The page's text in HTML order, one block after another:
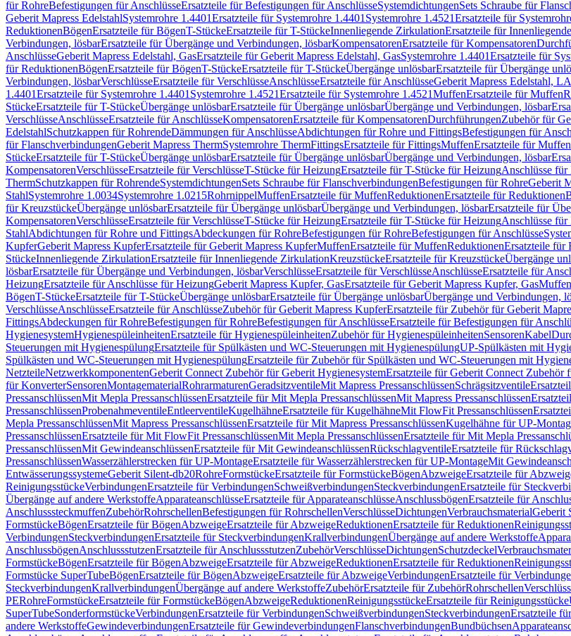
für RohreBefestigungen für AnschlüsseErsatzteile für Befestigungen für AnschlüsseSystemdichtungenSets Schraube für
Geberit Mapress EdelstahlSystemrohre 1.4401Ersatzteile für Systemrohre 1.4401 Systemrohre 1.4521Ersatzteile für
ReduktionenBögenErsatzteile für BögenT-StückeErsatzteile für T-StückeInnenliegende ZirkulationErsatzteile für
Verbindungen, lösbarErsatzteile für Übergänge und Verbindungen, lösbarKompensatorenErsatzteile für Kompensatoren
AnschlüsseGeberit Mapress Edelstahl, GasErsatzteile für Geberit Mapress Edelstahl, GasSystemrohre 1.4401Ersatzteile für
für ReduktionenBögenErsatzteile für BögenT-StückeErsatzteile für T-StückeÜbergänge unlösbarErsatzteile für Übergänge
Verbindungen, lösbarVerschlüsseErsatzteile für VerschlüsseAnschlüsseErsatzteile für AnschlüsseGeberit Mapress Edelstahl,
1.4401Ersatzteile für Systemrohre 1.4401 Systemrohre 1.4521Ersatzteile für Systemrohre 1.4521MuffenErsatzteile für Muffen
StückeErsatzteile für T-StückeÜbergänge unlösbarErsatzteile für Übergänge unlösbarÜbergänge und Verbindungen, lösbar
VerschlüsseAnschlüsseErsatzteile für AnschlüsseKompensatorenErsatzteile für KompensatorenDurchführungenZubehör für
EdelstahlSchutzkappen für RohrendeDämmungen für AnschlüsseAbdichtungen für Rohre und FittingsBefestigungen für
für FlanschverbindungenGeberit Mapress ThermSystemrohre ThermFittingsErsatzteile für FittingsMuffenErsatzteile für Muffen
StückeErsatzteile für T-StückeÜbergänge unlösbarErsatzteile für Übergänge unlösbarÜbergänge und Verbindungen, lösbar
KompensatorenVerschlüsseErsatzteile für VerschlüsseT-Stücke für HeizungErsatzteile für T-Stücke für HeizungAnschlüsse
ThermSchutzkappen für RohrendeSystemdichtungenSets Schraube für FlanschverbindungenBefestigungen für RohreGeberit
StahlSystemrohre 1.0034Systemrohre 1.0215RohrnippelMuffenErsatzteile für MuffenReduktionenErsatzteile für Reduktionen
für KreuzstückeÜbergänge unlösbarErsatzteile für Übergänge unlösbarÜbergänge und Verbindungen, lösbarErsatzteile für
KompensatorenVerschlüsseErsatzteile für VerschlüsseT-Stücke für HeizungErsatzteile für T-Stücke für HeizungAnschlüsse
StahlAbdichtungen für Rohre und FittingsAbdeckungen für RohreBefestigungen für RohreBefestigungen für Anschlüsse
KupferGeberit Mapress KupferErsatzteile für Geberit Mapress KupferMuffenErsatzteile für MuffenReduktionenErsatzteile für
StückeInnenliegende ZirkulationErsatzteile für Innenliegende ZirkulationKreuzstückeErsatzteile für KreuzstückeÜbergänge
lösbarErsatzteile für Übergänge und Verbindungen, lösbarVerschlüsseErsatzteile für VerschlüsseAnschlüsseErsatzteile für
HeizungErsatzteile für Anschlüsse für HeizungGeberit Mapress Kupfer, GasErsatzteile für Geberit Mapress Kupfer, GasMuffen
BögenT-StückeErsatzteile für T-StückeÜbergänge unlösbarErsatzteile für Übergänge unlösbarÜbergänge und Verbindungen,
VerschlüsseAnschlüsseErsatzteile für AnschlüsseZubehör für Geberit Mapress KupferErsatzteile für Zubehör für Geberit
FittingsAbdeckungen für RohreBefestigungen für RohreBefestigungen für AnschlüsseErsatzteile für Befestigungen für
HygienesystemHygienespüleinheitenErsatzteile für HygienespüleinheitenZubehör für HygienespüleinheitenSensorenKabel
Steuerungen mit HygienespülungErsatzteile für Spülkästen und WC-Steuerungen mit HygienespülungUP-Spülkästen mit
Spülkästen und WC-Steuerungen mit HygienespülungErsatzteile für Zubehör für Spülkästen und WC-Steuerungen mit
NetzteileNetzwerkkomponentenGeberit Connect Zubehör für Geberit HygienesystemErsatzteile für Geberit Connect Zubehör
für KonverterSensorenMontagematerialRohrarmaturenGeradsitzventileMit Mapress PressanschlüssenSchrägsitzventile
PressanschlüssenMit Mepla PressanschlüssenErsatzteile für Mit Mepla PressanschlüssenMit Mapress Pressanschlüssen
PressanschlüssenProbenahmeventileEntleerventileKugelhähneErsatzteile für KugelhähneMit FlowFit Pressanschlüssen
Mepla PressanschlüssenMit Mapress PressanschlüssenErsatzteile für Mit Mapress PressanschlüssenKugelhähne für UP-
PressanschlüssenErsatzteile für Mit FlowFit PressanschlüssenMit Mepla PressanschlüssenErsatzteile für Mit Mepla
PressanschlüssenMit GewindeanschlüssenErsatzteile für Mit GewindeanschlüssenRückschlagventileErsatzteile für
PressanschlüssenWasserzählerstrecken für UP-MontageErsatzteile für Wasserzählerstrecken für UP-MontageMit
EntwässerungssystemeGeberit Silent-db20RohreFormstückeErsatzteile für FormstückeBögenAbzweigeErsatzteile für
ReinigungsstückeVerbindungenErsatzteile für VerbindungenSchweißverbindungenSteckverbindungenErsatzteile für
Übergänge auf andere WerkstoffeApparateanschlüsseErsatzteile für ApparateanschlüsseAnschlussbögenErsatzteile für
AnschlusssteckmuffenZubehörRohrschellenBefestigungen für RohrschellenVerschlüsseDichtungenVerbrauchsmaterialGeberit
FormstückeBögenErsatzteile für BögenAbzweigeErsatzteile für AbzweigeReduktionenErsatzteile für Reduktionen
VerbindungenSteckverbindungenErsatzteile für SteckverbindungenKrallverbindungenÜbergänge auf andere Werkstoffe
AnschlussbögenAnschlussstutzenErsatzteile für AnschlussstutzenZubehörVerschlüsseDichtungenSchutzdeckel
FormstückeBögenErsatzteile für BögenAbzweigeErsatzteile für AbzweigeReduktionenErsatzteile für Reduktionen
Formstücke SuperTubeBögenErsatzteile für BögenAbzweigeErsatzteile für AbzweigeVerbindungenErsatzteile für
SteckverbindungenKrallverbindungenÜbergänge auf andere WerkstoffeZubehörErsatzteile für ZubehörRohrschellen
PERohreFormstückeErsatzteile für FormstückeBögenAbzweigeReduktionenReinigungsstückeErsatzteile für Reinigungsstücke
SuperTubeSonderformstückeVerbindungenErsatzteile für VerbindungenSchweißverbindungenSteckverbindungenErsatzteile
andere WerkstoffeGewindeverbindungenErsatzteile für GewindeverbindungenFlanschverbindungenBundbüchsen